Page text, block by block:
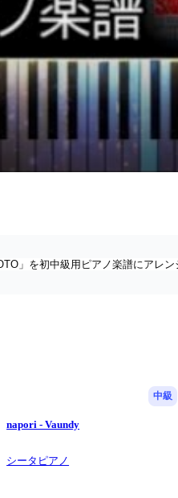
」を初中級用ピアノ楽譜にアレ
中級
napori - Vaundy
シータピアノ